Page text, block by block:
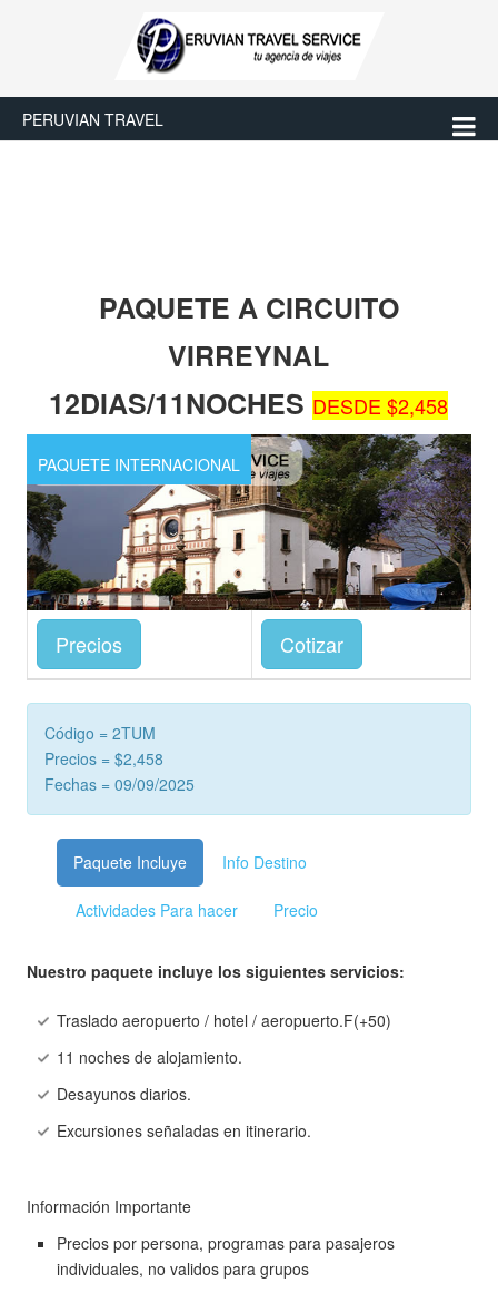
PERUVIAN TRAVEL
PAQUETE A CIRCUITO
VIRREYNAL
12DIAS/11NOCHESDESDE $2,458
PAQUETE INTERNACIONAL
Precios Cotizar
Código = 2TUM
Precios = $2,458
Fechas = 09/09/2025
Paquete Incluye Info Destino
Actividades Para hacer Precio
Nuestro paquete incluye los siguientes servicios:
Traslado aeropuerto / hotel / aeropuerto.F(+50)
11 noches de alojamiento.
Desayunos diarios.
Excursiones señaladas en itinerario.
Información Importante
Precios por persona, programas para pasajeros
individuales, no validos para grupos